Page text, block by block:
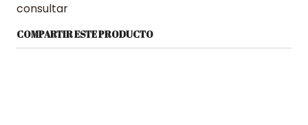
consultar
COMPARTIR ESTE PRODUCTO